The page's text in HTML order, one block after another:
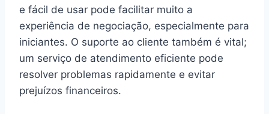
e fácil de usar pode facilitar muito a
experiência de negociação, especialmente para
iniciantes. O suporte ao cliente também é vital;
um serviço de atendimento eficiente pode
resolver problemas rapidamente e evitar
prejuízos financeiros.